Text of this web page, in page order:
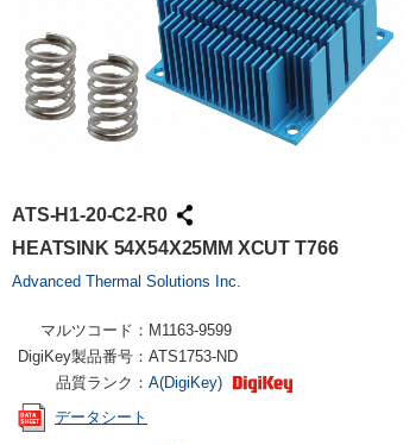
ATS-H1-20-C2-R0
HEATSINK 54X54X25MM XCUT T766
Advanced Thermal Solutions Inc.
マルツコード： M1163-9599
DigiKey製品番号： ATS1753-ND
品質ランク： A(DigiKey)
データシート